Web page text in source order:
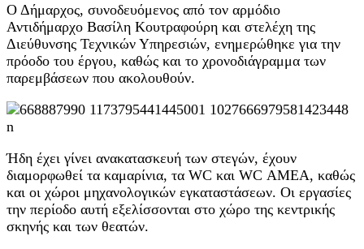
Ο Δήμαρχος, συνοδευόμενος από τον αρμόδιο
Αντιδήμαρχο Βασίλη Κουτραφούρη και στελέχη της
Διεύθυνσης Τεχνικών Υπηρεσιών, ενημερώθηκε για την
πρόοδο του έργου, καθώς και το χρονοδιάγραμμα των
παρεμβάσεων που ακολουθούν.
Ήδη έχει γίνει ανακατασκευή των στεγών, έχουν
διαμορφωθεί τα καμαρίνια, τα WC και WC ΑΜΕΑ, καθώς
και οι χώροι μηχανολογικών εγκαταστάσεων. Οι εργασίες
την περίοδο αυτή εξελίσσονται στο χώρο της κεντρικής
σκηνής και των θεατών.